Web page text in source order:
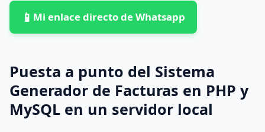
📱 Mi enlace directo de Whatsapp
Puesta a punto del Sistema
Generador de Facturas en PHP y
MySQL en un servidor local